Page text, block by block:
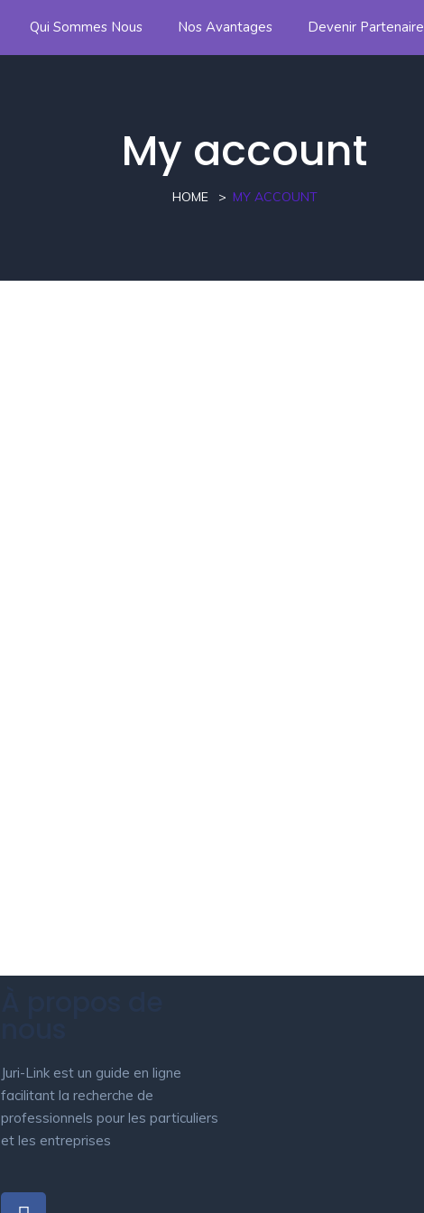
Qui Sommes Nous Nos Avantages Devenir Partenaire
My account
HOME MY ACCOUNT
Juri-Link est un guide en ligne
facilitant la recherche de
professionnels pour les particuliers
et les entreprises